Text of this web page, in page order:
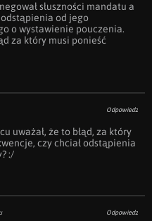
słuszności mandatu a
od jego
o wystawienie pouczenia.
za który musi ponieść
Odpowiedz
uważał, że to błąd, za który
czy chciał odstąpienia
:/
Odpowiedz